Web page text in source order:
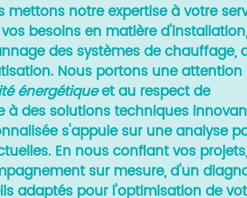
mettons notre expertise à votre
besoins en matière d'installation,
des systèmes de chauffage,
Nous portons une attention
énergétiqueet au respect de
à des solutions techniques
s'appuie sur une analyse
En nous confiant vos
sur mesure, d'un
adaptés pour l'optimisation de